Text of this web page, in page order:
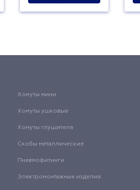
Хомуты мини
Хомуты ушковые
Хомуты глушителя
Скобы металлические
Пневмофитинги
Электромонтажные изделия